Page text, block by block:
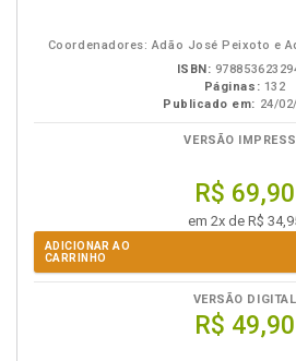
Coordenadores: Adão José Peixoto e
ISBN:
Páginas: 132
Publicado em: 24/
VERSÃO
R$ 69,90
em 2x de R$
ADICIONAR AO
CARRINHO
VERSÃO DIGITAL
R$ 49,90